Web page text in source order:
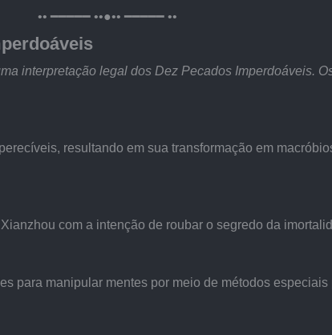
•• ━━━━━ ••●•• ━━━━━ ••
interpretação legal dos Dez Pecados Imperdoáveis.
resultando em sua transformação em
com a intenção de roubar o segredo da
para manipular mentes por meio de métodos